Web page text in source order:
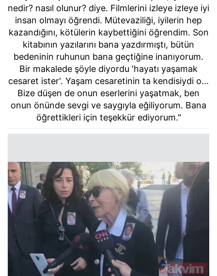
nedir? nasıl olunur? diye. Filmlerini izleye izleye iyi
insan olmayı öğrendi. Mütevaziliği, iyilerin hep
kazandığını, kötülerin kaybettiğini öğrendim. Son
kitabının yazılarını bana yazdırmıştı, bütün
bedeninin ruhunun bana geçtiğine inanıyorum.
Bir makalede şöyle diyordu 'hayatı yaşamak
cesaret ister'. Yaşam cesaretinin ta kendisiydi o...
Bize düşen de onun eserlerini yaşatmak, ben
onun önünde sevgi ve saygıyla eğiliyorum. Bana
öğrettikleri için teşekkür ediyorum."